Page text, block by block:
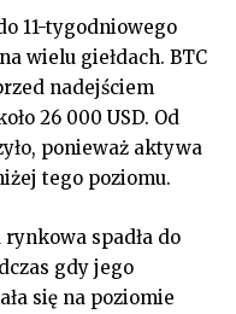
11-tygodniowego
wielu giełdach. BTC
nadejściem
26 000 USD. Od
ponieważ aktywa
tego poziomu.
spadła do
gdy jego
się na poziomie